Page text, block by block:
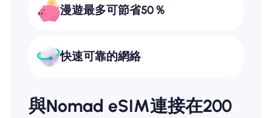
漫遊最多可節省50％
快速可靠的網絡
與Nomad eSIM連接在200